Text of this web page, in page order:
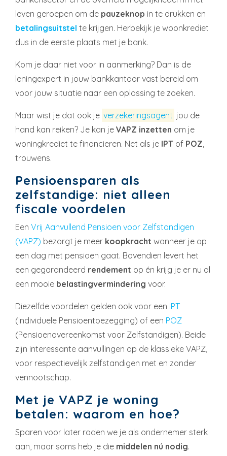
leven geroepen om de pauzeknop in te drukken en
betalingsuitstel te krijgen. Herbekijk je woonkrediet
dus in de eerste plaats met je bank.
Kom je daar niet voor in aanmerking? Dan is de
leningexpert in jouw bankkantoor vast bereid om
voor jouw situatie naar een oplossing te zoeken.
Maar wist je dat ook je verzekeringsagent jou de
hand kan reiken? Je kan je VAPZ inzetten om je
woningkrediet te financieren. Net als je IPT of POZ
trouwens.
Pensioensparen als
zelfstandige: niet alleen
fiscale voordelen
Een Vrij Aanvullend Pensioen voor Zelfstandigen
(VAPZ) bezorgt je meer koopkracht wanneer je op
een dag met pensioen gaat. Bovendien levert het
een gegarandeerd rendement op én krijg je er nu al
een mooie belastingvermindering voor.
Diezelfde voordelen gelden ook voor een IPT
(Individuele Pensioentoezegging) of een POZ
(Pensioenovereenkomst voor Zelfstandigen). Beide
zijn interessante aanvullingen op de klassieke VAPZ,
voor respectievelijk zelfstandigen met en zonder
vennootschap.
Met je VAPZ je woning
betalen: waarom en hoe?
Sparen voor later raden we je als ondernemer sterk
aan, maar soms heb je die middelen nú nodig.